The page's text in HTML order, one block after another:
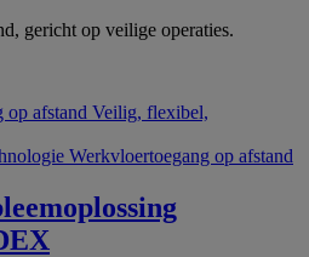
gericht op veilige operaties.
op afstand Veilig, flexibel,
Werkvloertoegang op afstand